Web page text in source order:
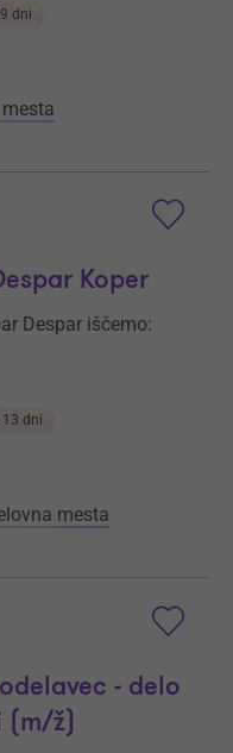
dni
Koper
Despar iščemo:
13 dni
mesta
- delo
(m/ž)